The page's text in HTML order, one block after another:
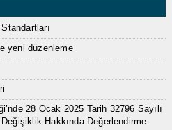
yeni düzenleme
28 Ocak 2025 Tarih 32796 Sayılı
Hakkında Değerlendirme